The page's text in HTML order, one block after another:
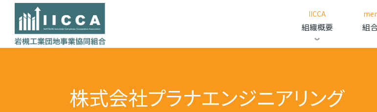
IICCA
組織概要 組
株式会社プラナエンジニアリング